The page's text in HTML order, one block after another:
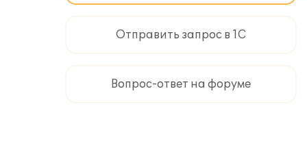
Отправить запрос в 1С
Вопрос-ответ на форуме